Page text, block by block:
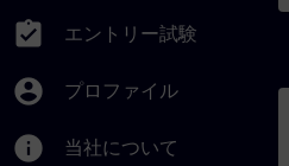
assignment_turned_in エントリー試験
account_circle プロファイル
info 当社について